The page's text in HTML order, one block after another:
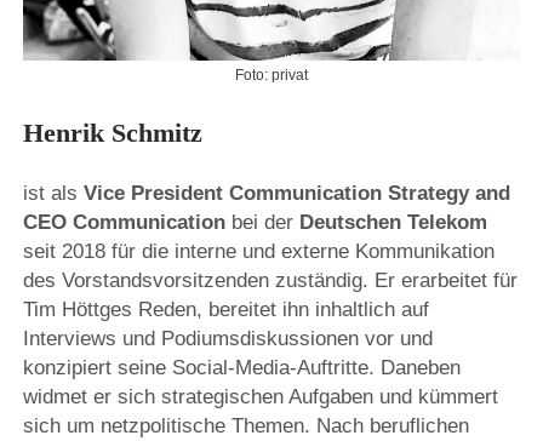
Foto: privat
Henrik Schmitz
ist als Vice President Communication Strategy and
CEO Communication bei der Deutschen Telekom
seit 2018 für die interne und externe Kommunikation
des Vorstandsvorsitzenden zuständig. Er erarbeitet für
Tim Höttges Reden, bereitet ihn inhaltlich auf
Interviews und Podiumsdiskussionen vor und
konzipiert seine Social-Media-Auftritte. Daneben
widmet er sich strategischen Aufgaben und kümmert
sich um netzpolitische Themen. Nach beruflichen